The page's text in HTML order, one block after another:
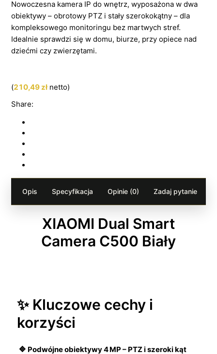
Nowoczesna kamera IP do wnętrz, wyposażona w dwa
obiektywy – obrotowy PTZ i stały szerokokątny – dla
kompleksowego monitoringu bez martwych stref.
Idealnie sprawdzi się w domu, biurze, przy opiece nad
dziećmi czy zwierzętami.
(210,49złnetto)
Share:
Opis Specyfikacja Opinie (0) Zadaj pytanie
XIAOMI Dual Smart
Camera C500 Biały
✨ Kluczowe cechy i
korzyści
🔷 Podwójne obiektywy 4 MP – PTZ i szeroki kąt